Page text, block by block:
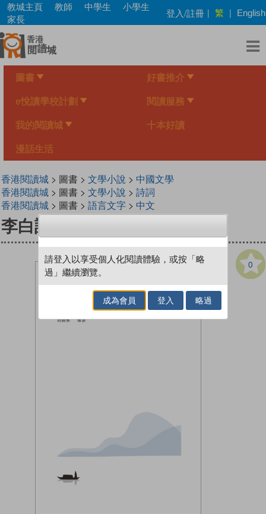
Skip
main
content
教城主頁 教師 中學生
小學生
家長
登入/註冊 | 繁 | English
圖書 好書推介
e悅讀學校計劃 閱讀服務
我的閱讀城 十本好讀
漫話生活
香港閱讀城> 圖書 > 文學小說 > 中國文學
香港閱讀城> 圖書 > 文學小說 > 詩詞
香港閱讀城> 圖書 > 語言文字> 中文
李白詩選（第二版）
0
請登入以享受個人化閱讀體驗，或按「略
過」繼續瀏覽。
成為會員 登入 略過